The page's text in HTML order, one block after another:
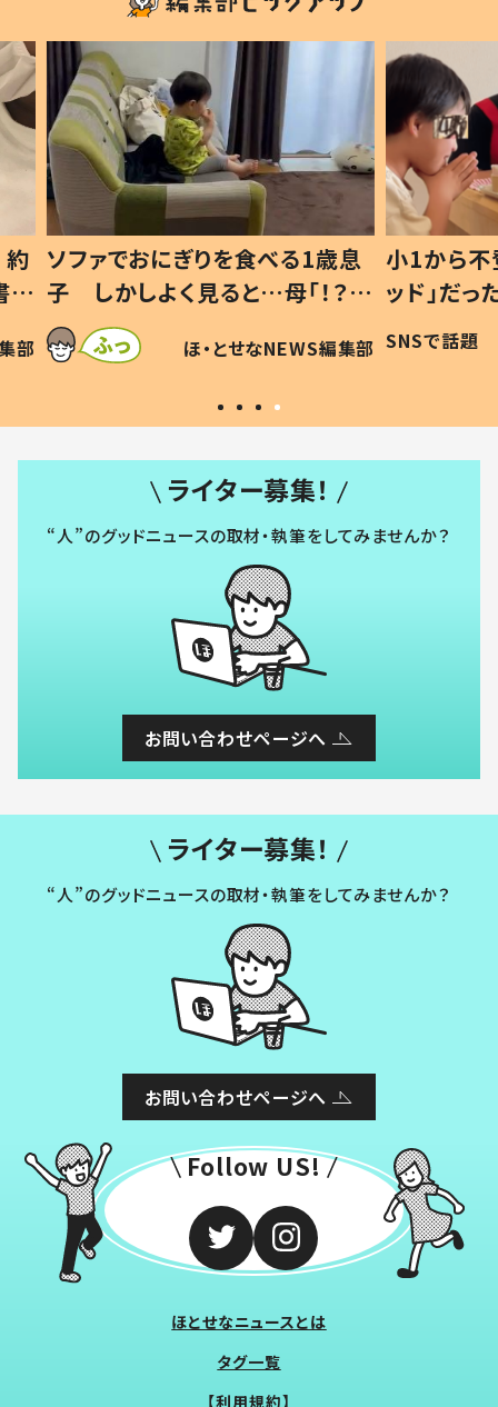
歳息
？」
可愛
編集部
小1から不登校、息子は「ギフテ
ッド」だった 父が“ウチ給食”を
作り続ける理由とは #令和の親
#令和の子
SNSで話題 ほ・とせなNEWS編集部
ひ孫
が、抱
「涙
い」
ライター募集！
“人”のグッドニュースの取材・執筆をしてみませんか？
お問い合わせページへ
ライター募集！
“人”のグッドニュースの取材・執筆をしてみませんか？
お問い合わせページへ
Follow US!
ほとせなニュースとは
タグ一覧
【利用規約】